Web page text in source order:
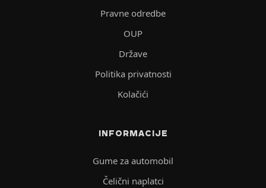
Pravne odredbe
OUP
Države
Politika privatnosti
Kolačići
INFORMACIJE
Gume za automobil
Čelični naplatci